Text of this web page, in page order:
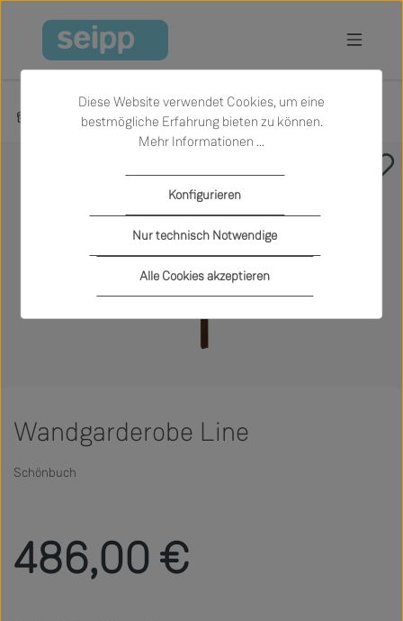
Zum Hauptinhalt springen
Produkte Wohnen Garderobe
Wandgarderobe Line
Schönbuch
486,00 €
Diese Website verwendet Cookies, um eine
bestmögliche Erfahrung bieten zu können.
Mehr Informationen ...
Nur technisch Notwendige
Konfigurieren
Alle Cookies akzeptieren